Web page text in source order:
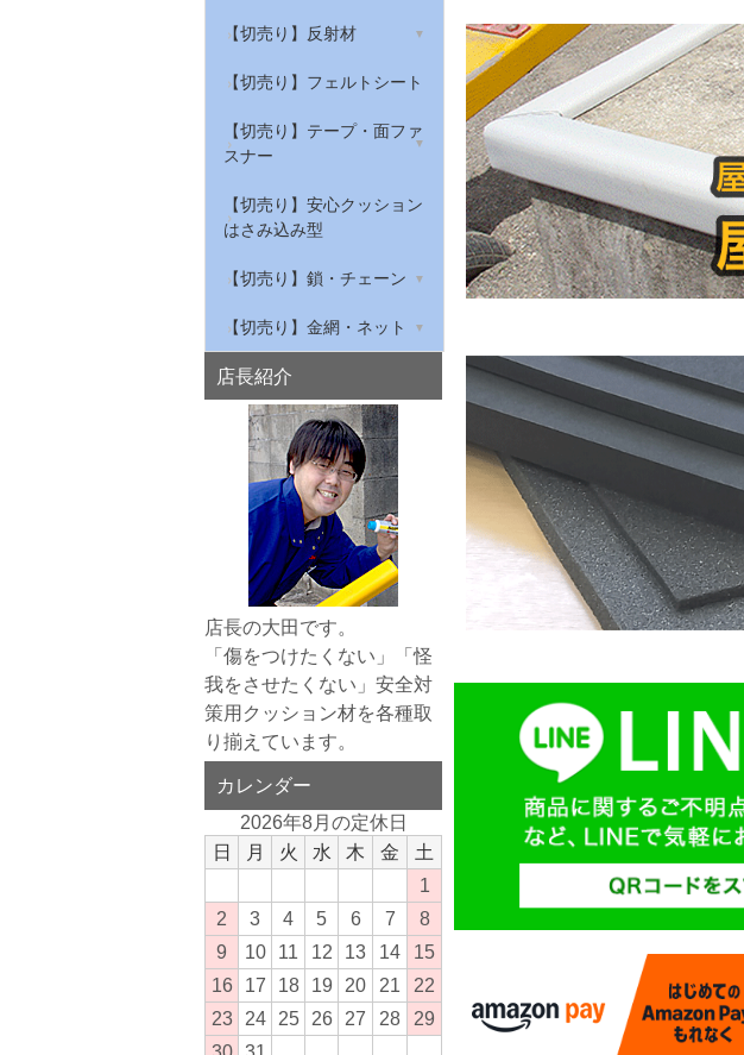
ト・軽トラック荷台マッ
水切り安全歩行マット
反射標識ステッカー
穴あきコーン
【切売り】天然ゴムシート
【切売り】NBRゴムシート
【切売り】環境配慮型ゴム
シート
【切売り】滑り止めゴム
スポンジチューブ・溝ゴム
【切売り】反射材
リフレクター
衣類・布用反射材
【切売り】フェルトシート
【切売り】テープ・面ファ
スナー
綿テープ
【切売り】安心クッション
はさみ込み型
【切売り】鎖・チェーン
鉄チェーン
ステンレスチェーン
アルミチェーン
プラスチックチェーン
【切売り】金網・ネット
亀甲金網
平織金網
店長紹介
店長の大田です。
「傷をつけたくない」「怪
我をさせたくない」安全対
策用クッション材を各種取
り揃えています。
カレンダー
2026年8月の定休日
日
月 火 水 木 金
土
1
2
3 4 5 6 7
8
9
10 11 12 13 14
15
16
17 18 19 20 21
22
23
24 25 26 27 28
29